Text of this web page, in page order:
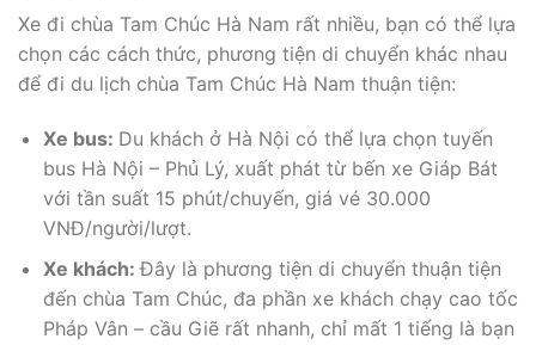
Xe đi chùa Tam Chúc Hà Nam rất nhiều, bạn có thể lựa
chọn các cách thức, phương tiện di chuyển khác nhau
để đi du lịch chùa Tam Chúc Hà Nam thuận tiện:
Xe bus: Du khách ở Hà Nội có thể lựa chọn tuyến
bus Hà Nội – Phủ Lý, xuất phát từ bến xe Giáp Bát
với tần suất 15 phút/chuyến, giá vé 30.000
VNĐ/người/lượt.
Xe khách:Đây là phương tiện di chuyển thuận tiện
đến chùa Tam Chúc, đa phần xe khách chạy cao tốc
Pháp Vân – cầu Giẽ rất nhanh, chỉ mất 1 tiếng là bạn